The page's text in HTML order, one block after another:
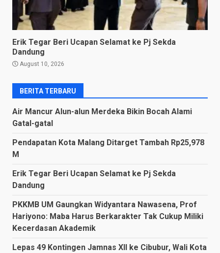
Erik Tegar Beri Ucapan Selamat ke Pj Sekda
Dandung
August 10, 2026
BERITA TERBARU
Air Mancur Alun-alun Merdeka Bikin Bocah Alami
Gatal-gatal
Pendapatan Kota Malang Ditarget Tambah Rp25,978
M
Erik Tegar Beri Ucapan Selamat ke Pj Sekda
Dandung
PKKMB UM Gaungkan Widyantara Nawasena, Prof
Hariyono: Maba Harus Berkarakter Tak Cukup Miliki
Kecerdasan Akademik
Lepas 49 Kontingen Jamnas XII ke Cibubur, Wali Kota